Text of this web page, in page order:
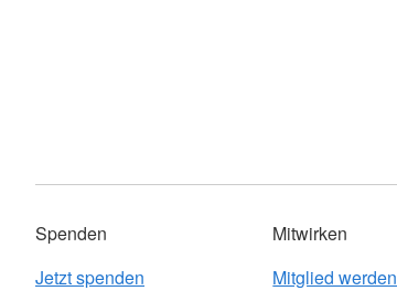
Spenden
Jetzt spenden
Mitwirken
Mitglied werden